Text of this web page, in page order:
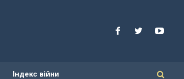
Індекс війни